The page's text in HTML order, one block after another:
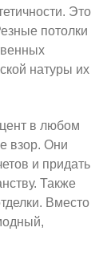
Это
потолки
натуры их
в любом
взор. Они
и придать
Также
Вместо